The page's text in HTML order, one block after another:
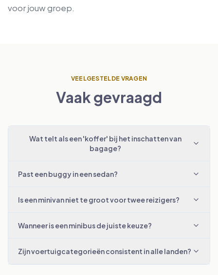
voor jouw groep.
VEELGESTELDE VRAGEN
Vaak gevraagd
Wat telt als een 'koffer' bij het inschatten van
bagage?
Past een buggy in een sedan?
Is een minivan niet te groot voor twee reizigers?
Wanneer is een minibus de juiste keuze?
Zijn voertuigcategorieën consistent in alle landen?